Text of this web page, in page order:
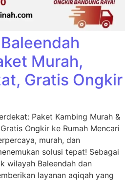
Murah,
Gratis Ongkir
Paket Kambing Murah &
Ongkir ke Rumah Mencari
murah, dan
solusi tepat! Sebagai
wilayah Baleendah dan
layanan aqiqah yang